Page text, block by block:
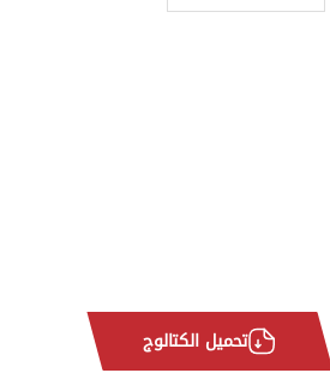
تحميل الكتالوج